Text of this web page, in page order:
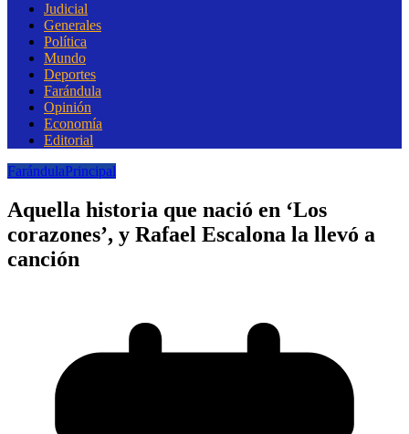
Judicial
Generales
Política
Mundo
Deportes
Farándula
Opinión
Economía
Editorial
FarándulaPrincipal
Aquella historia que nació en ‘Los
corazones’, y Rafael Escalona la llevó a
canción